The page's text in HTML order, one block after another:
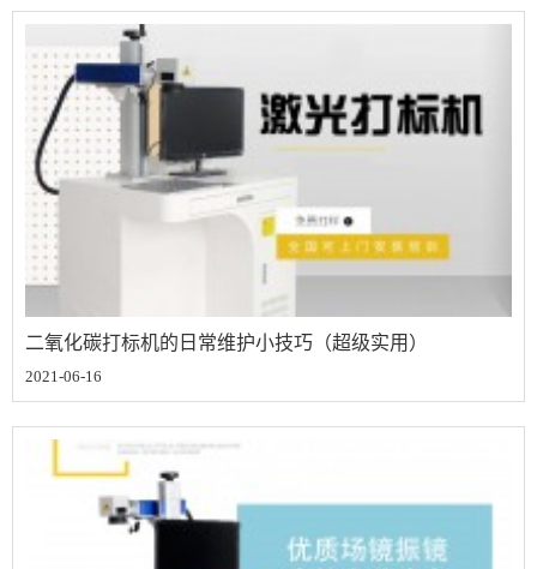
二氧化碳打标机的日常维护小技巧（超级实用）
2021-06-16